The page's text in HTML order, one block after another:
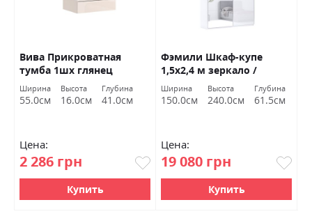
Вива Прикроватная
тумба 1шх глянец
кашемир Міромарк
Ширина
55.0см
Высота
16.0см
Глубина
41.0см
Цена:
2 286 грн
Купить
Фэмили Шкаф-купе
1,5х2,4 м зеркало /
белый глянец Миромарк
Ширина
150.0см
Высота
240.0см
Глубина
61.5см
Цена:
19 080 грн
Купить